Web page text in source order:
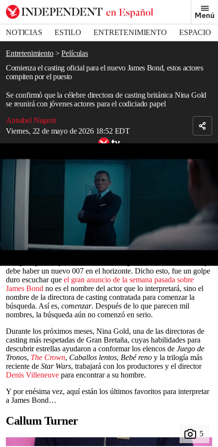
Menú
NOTICIAS ESTILO ENTRETENIMIENTO
ESPACIO
DEPORTES
Entretenimiento
Películas
Comienza el casting oficial para el nuevo James Bond, estos actores
compiten por el puesto
Se confirmó que la célebre directora de casting británica Nina Gold
se reunirá con jóvenes actores para el codiciado papel
Annabel Nugent
Viernes, 22 de mayo de 2026 18:52 EDT
Bookmark popover
Removed from bookmarks
Close popover
seconds
seconds
En cualquier sección cultural de cualquier redacción británica, los
son motivo de gran preocupación.
Desde que
anunció un cambio de guardia en 2015
cada mes surge un nuevo nombre como posible candidato. Es
cierto que algunos rumores tienen más credibilidad que otros, y
parece que prácticamente cualquiera que cuente con una página en
IMDb se postuló como favorito, pero los nombres no paran de
Sin embargo, las especulaciones se dispararon últimamente, ya que
debe haber un nuevo 007 en el horizonte. Dicho esto, fue un golpe
duro escuchar que el gran anuncio de la semana pasada sobre
James Bond no es el nombre del actor que lo interpretará, sino el
nombre de la directora de casting contratada para comenzar la
búsqueda. Así es, comenzar. Después de lo que parecen mil
nombres, la búsqueda aún no comenzó en serio.
Durante los próximos meses, Nina Gold, una de las directoras de
casting más respetadas de Gran Bretaña, cuyas habilidades para
descubrir estrellas ayudaron a conformar los elencos de Juego de
Tronos, The Crown, Caballos lentos, Bebé reno y la trilogía más
reciente de Star Wars, trabajará con los productores y el director
Denis Villeneuve para encontrar a su hombre.
Y por enésima vez, aquí están los últimos favoritos para interpretar
a James Bond…
Callum Turner